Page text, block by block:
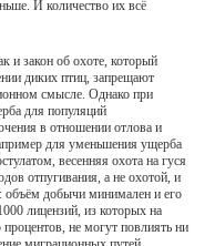
И количество их всё
и закон об охоте, который
диких птиц, запрещают
смысле. Однако при
для популяций
в отношении отлова и
для уменьшения ущерба
весенняя охота на гуся
отпугивания, а не охотой, и
объём добычи минимален и его
лицензий, из которых на
процентов, не могут повлиять ни